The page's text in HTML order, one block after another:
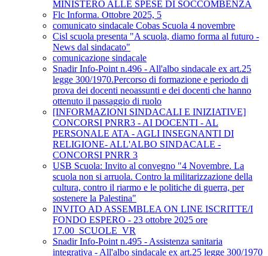
MINISTERO ALLE SPESE DI SOCCOMBENZA
Flc Informa. Ottobre 2025, 5
comunicato sindacale Cobas Scuola 4 novembre
Cisl scuola presenta "A scuola, diamo forma al futuro -
News dal sindacato"
comunicazione sindacale
Snadir Info-Point n.496 - All'albo sindacale ex art.25
legge 300/1970.Percorso di formazione e periodo di
prova dei docenti neoassunti e dei docenti che hanno
ottenuto il passaggio di ruolo
[INFORMAZIONI SINDACALI E INIZIATIVE]
CONCORSI PNRR3 - AI DOCENTI - AL
PERSONALE ATA - AGLI INSEGNANTI DI
RELIGIONE- ALL'ALBO SINDACALE -
CONCORSI PNRR 3
USB Scuola: Invito al convegno "4 Novembre. La
scuola non si arruola. Contro la militarizzazione della
cultura, contro il riarmo e le politiche di guerra, per
sostenere la Palestina"
INVITO AD ASSEMBLEA ON LINE ISCRITTE/I
FONDO ESPERO - 23 ottobre 2025 ore
17.00_SCUOLE_VR
Snadir Info-Point n.495 - Assistenza sanitaria
integrativa - All'albo sindacale ex art.25 legge 300/1970